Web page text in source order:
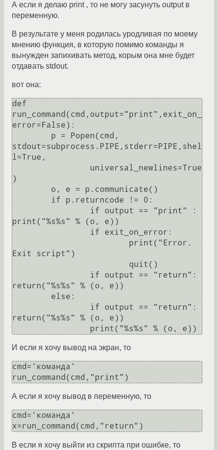
А если я делаю print , то не могу засунуть output в
переменную.
В результате у меня родилась уродливая по моему
мнению функция, в которую помимо команды я
вынужден запихивать метод, корым она мне будет
отдавать stdout.
вот она:
def
run_command(cmd,output="print",exit_on_
error=False):
stdout=subprocess.PIPE,stderr=PIPE,shel
l=True,
)
print("%s%s" % (o, e))
Exit script")
return("%s%s" % (o, e))
return("%s%s" % (o, e))
И если я хочу вывод на экран, то
cmd='команда'
А если я хочу вывод в переменную, то
cmd='команда'
В если я хочу выйти из скрипта при ошибке, то